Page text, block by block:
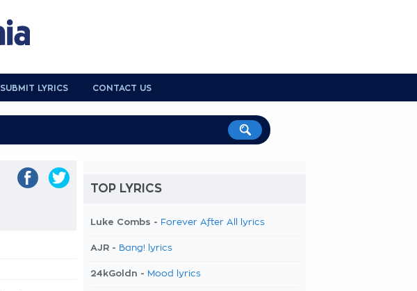
SUBMIT LYRICS CONTACT US
TOP LYRICS
Luke Combs - Forever After All lyrics
AJR - Bang! lyrics
24kGoldn - Mood lyrics